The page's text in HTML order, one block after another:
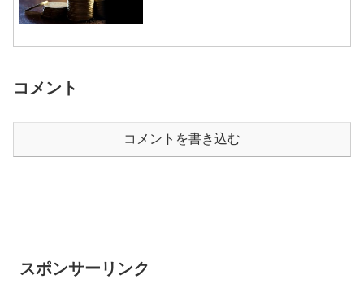
しだけ始めてみた（今ココ...
コメント
コメントを書き込む
スポンサーリンク